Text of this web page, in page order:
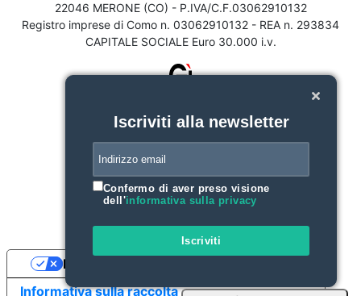
22046 MERONE (CO) - P.IVA/C.F.03062910132
Registro imprese di Como n. 03062910132 - REA n. 293834
CAPITALE SOCIALE Euro 30.000 i.v.
Iscriviti alla newsletter
Confermo di aver preso visione
dell'informativa sulla privacy
Iscriviti
Informativa sulla raccolta
Le tue preferenze relative alla privacy